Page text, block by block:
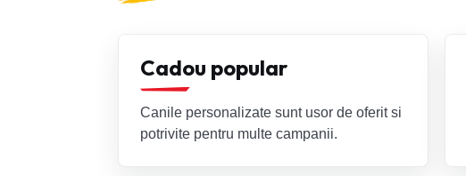
Cadou popular
Canile personalizate sunt usor de oferit si
potrivite pentru multe campanii.